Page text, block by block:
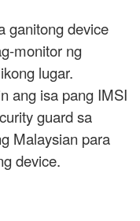
ganitong device
monitor ng
lugar.
ang isa pang IMSI
guard sa
Malaysian para
device.